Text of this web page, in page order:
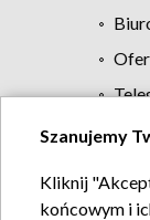
Szanujemy
Kliknij
końcowym i